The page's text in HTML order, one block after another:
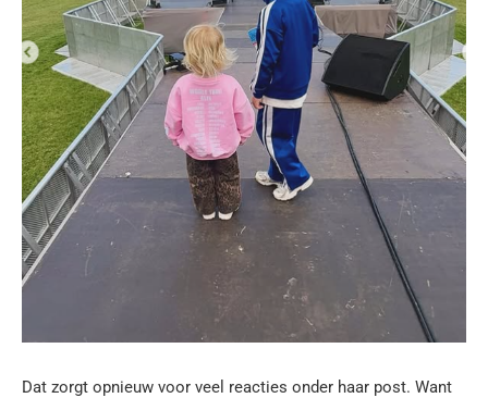
Dat zorgt opnieuw voor veel reacties onder haar post. Want